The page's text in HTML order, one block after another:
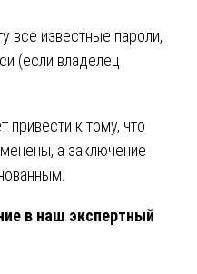
все известные пароли,
(если владелец
привести к тому, что
а заключение
в наш экспертный